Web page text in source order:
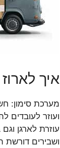
איך
מערכת סימון:
ועוזר לעובדים
עוזרת לארגן
ושבירים דורשת